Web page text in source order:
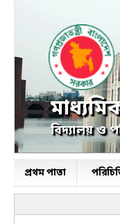
বিদ্যালয় ও
প্রথম পাতা